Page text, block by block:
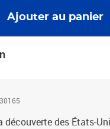
Ajouter au panier
découverte des États-